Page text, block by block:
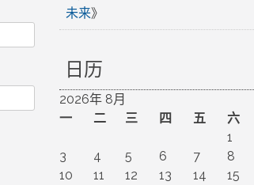
未来》
日历
2026年 8月
一
二 三 四 五 六
1
3
4 5 6 7 8
10
11 12 13 14 15